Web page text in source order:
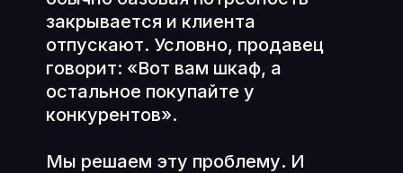
закрывается и клиента
отпускают. Условно, продавец
говорит: «Вот вам шкаф, а
остальное покупайте у
конкурентов».
Мы решаем эту проблему. И